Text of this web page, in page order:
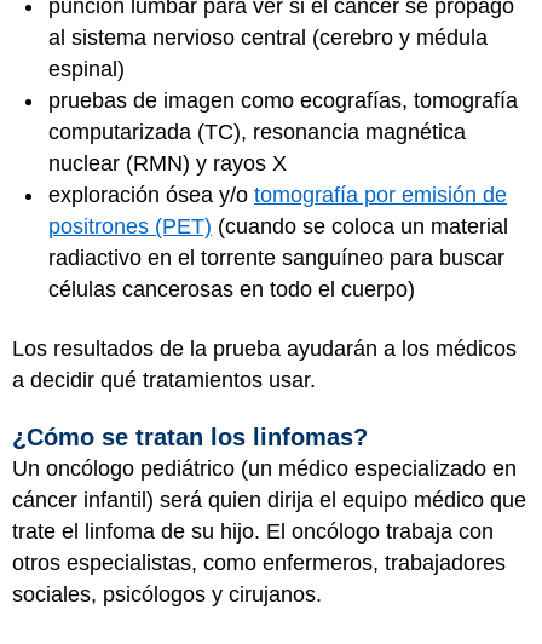
punción lumbar para ver si el cáncer se propagó
al sistema nervioso central (cerebro y médula
espinal)
pruebas de imagen como ecografías, tomografía
computarizada (TC), resonancia magnética
nuclear (RMN) y rayos X
exploración ósea y/o tomografía por emisión de
positrones (PET) (cuando se coloca un material
radiactivo en el torrente sanguíneo para buscar
células cancerosas en todo el cuerpo)
Los resultados de la prueba ayudarán a los médicos
a decidir qué tratamientos usar.
¿Cómo se tratan los linfomas?
Un oncólogo pediátrico (un médico especializado en
cáncer infantil) será quien dirija el equipo médico que
trate el linfoma de su hijo. El oncólogo trabaja con
otros especialistas, como enfermeros, trabajadores
sociales, psicólogos y cirujanos.